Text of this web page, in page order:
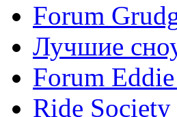
Forum
Лучшие
Forum
Ride Society